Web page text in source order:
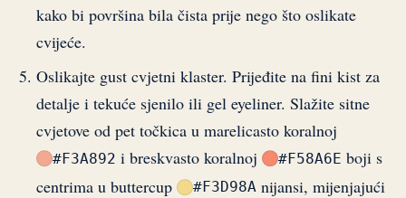
kako bi površina bila čista prije nego što oslikate
cvijeće.
Oslikajte gust cvjetni klaster. Prijeđite na fini kist za
detalje i tekuće sjenilo ili gel eyeliner. Slažite sitne
cvjetove od pet točkica u marelicasto koralnoj
#F3A892 i breskvasto koralnoj #F58A6E boji s
centrima u buttercup
#F3D98A nijansi, mijenjajući